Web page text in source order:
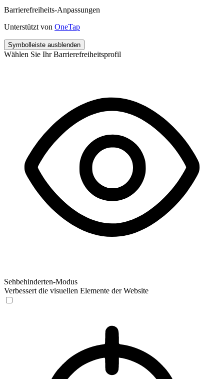
Barrierefreiheits-Anpassungen
Unterstützt von OneTap
Symbolleiste ausblenden
Wählen Sie Ihr Barrierefreiheitsprofil
Sehbehinderten-Modus
Verbessert die visuellen Elemente der Website